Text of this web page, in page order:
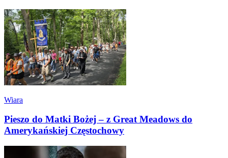
Wiara
Pieszo do Matki Bożej – z Great Meadows do
Amerykańskiej Częstochowy